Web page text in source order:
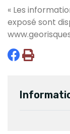
« Les
exposé sont